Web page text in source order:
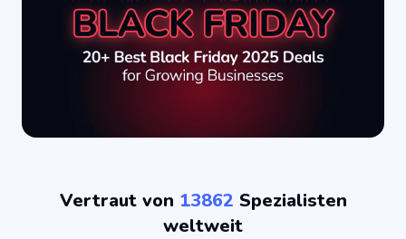
Vertraut von 13862 Spezialisten
weltweit